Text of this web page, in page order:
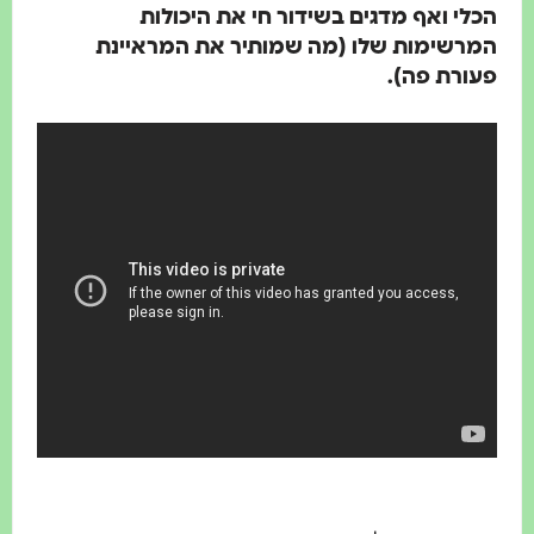
הכלי ואף מדגים בשידור חי את היכולות
המרשימות שלו (מה שמותיר את המראיינת
פעורת פה).